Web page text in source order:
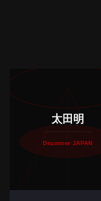
太田明
Drummer JAPAN